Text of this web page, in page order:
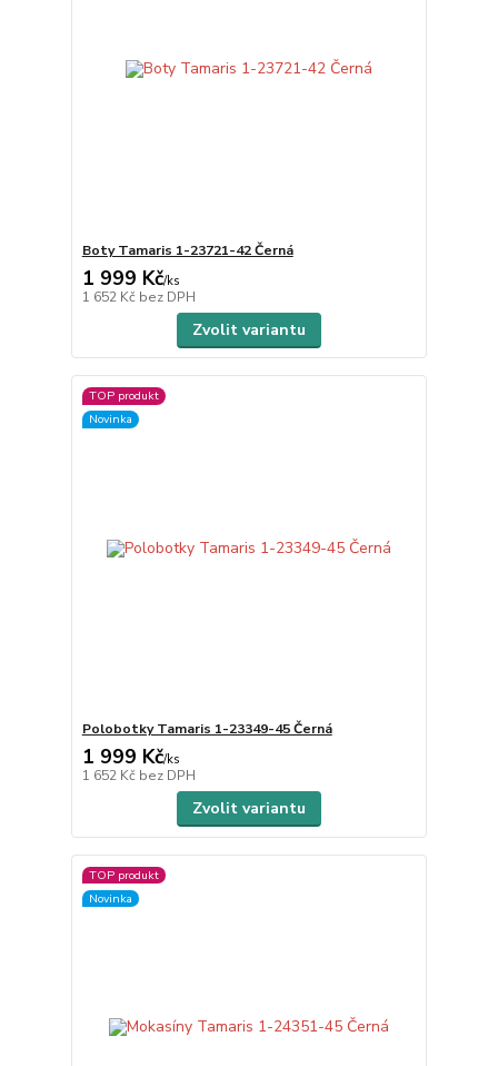
Boty Tamaris 1-23721-42 Černá
1 999 Kč/ks
1 652 Kč bez DPH
Zvolit variantu
TOP produkt
Novinka
Polobotky Tamaris 1-23349-45 Černá
1 999 Kč/ks
1 652 Kč bez DPH
Zvolit variantu
TOP produkt
Novinka